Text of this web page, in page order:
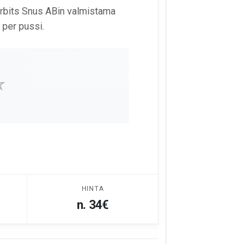
Snus ABin valmistama
pussi.
HINTA
n. 34€